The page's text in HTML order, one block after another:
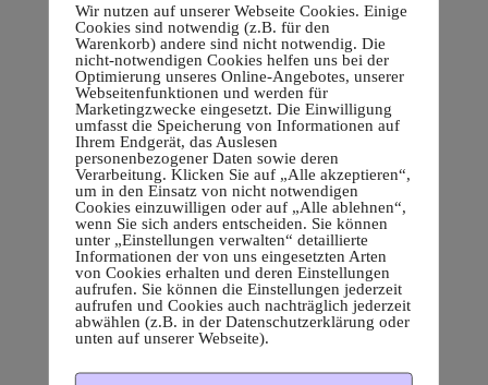
Wir nutzen auf unserer Webseite Cookies. Einige
Cookies sind notwendig (z.B. für den
Warenkorb) andere sind nicht notwendig. Die
nicht-notwendigen Cookies helfen uns bei der
Optimierung unseres Online-Angebotes, unserer
Webseitenfunktionen und werden für
Marketingzwecke eingesetzt. Die Einwilligung
umfasst die Speicherung von Informationen auf
Ihrem Endgerät, das Auslesen
personenbezogener Daten sowie deren
Verarbeitung. Klicken Sie auf „Alle akzeptieren“,
um in den Einsatz von nicht notwendigen
Cookies einzuwilligen oder auf „Alle ablehnen“,
wenn Sie sich anders entscheiden. Sie können
unter „Einstellungen verwalten“ detaillierte
Informationen der von uns eingesetzten Arten
von Cookies erhalten und deren Einstellungen
aufrufen. Sie können die Einstellungen jederzeit
aufrufen und Cookies auch nachträglich jederzeit
abwählen (z.B. in der Datenschutzerklärung oder
unten auf unserer Webseite).